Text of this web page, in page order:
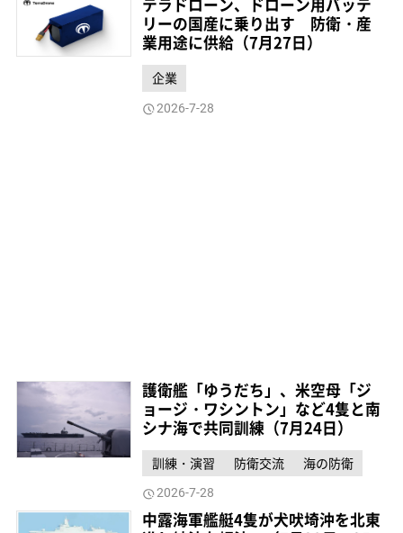
テラドローン、ドローン用バッテ
リーの国産に乗り出す 防衛・産
業用途に供給（7月27日）
企業
2026-7-28
護衛艦「ゆうだち」、米空母「ジ
ョージ・ワシントン」など4隻と南
シナ海で共同訓練（7月24日）
訓練・演習 防衛交流 海の防衛
2026-7-28
中露海軍艦艇4隻が犬吠埼沖を北東